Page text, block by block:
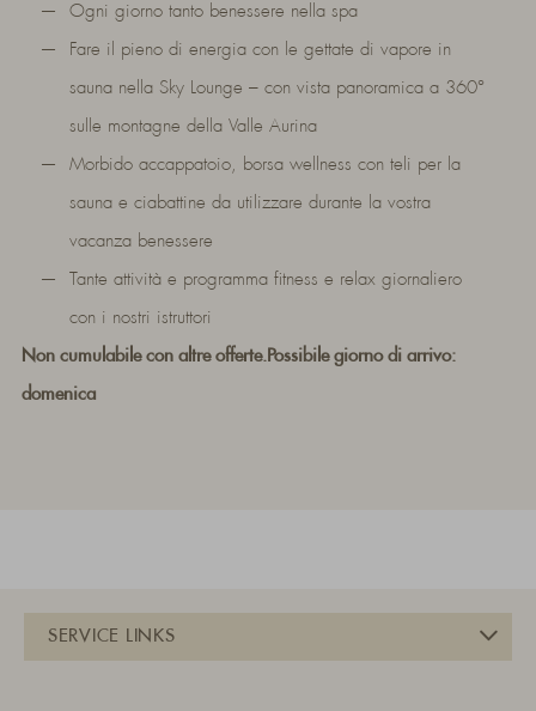
Ogni giorno tanto benessere nella spa
Fare il pieno di energia con le gettate di vapore in
sauna nella Sky Lounge – con vista panoramica a 360°
sulle montagne della Valle Aurina
Morbido accappatoio, borsa wellness con teli per la
sauna e ciabattine da utilizzare durante la vostra
vacanza benessere
Tante attività e programma fitness e relax giornaliero
con i nostri istruttori
Non cumulabile con altre offerte.Possibile giorno di arrivo:
domenica